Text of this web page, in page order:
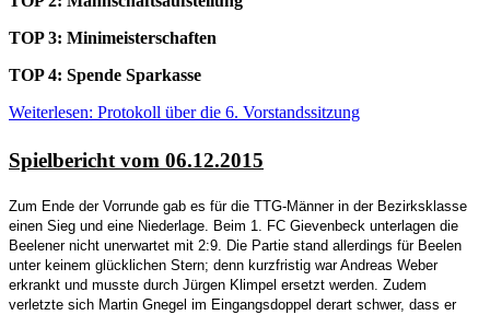
TOP 3: Minimeisterschaften
TOP 4: Spende Sparkasse
Weiterlesen: Protokoll über die 6. Vorstandssitzung
Spielbericht vom 06.12.2015
Zum Ende der Vorrunde gab es für die TTG-Männer in der Bezirksklasse
einen Sieg und eine Niederlage. Beim 1. FC Gievenbeck unterlagen die
Beelener nicht unerwartet mit 2:9. Die Partie stand allerdings für Beelen
unter keinem glücklichen Stern; denn kurzfristig war Andreas Weber
erkrankt und musste durch Jürgen Klimpel ersetzt werden. Zudem
verletzte sich Martin Gnegel im Eingangsdoppel derart schwer, dass er